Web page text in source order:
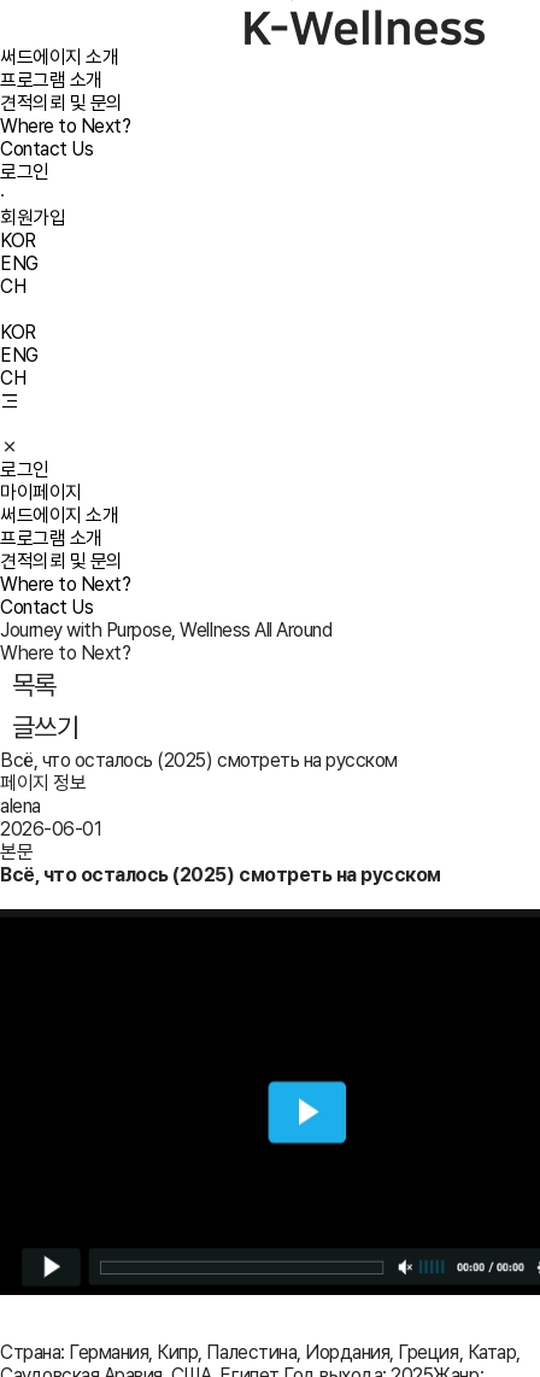
써드에이지 소개
프로그램 소개
견적의뢰 및 문의
Where to Next?
Contact Us
로그인
·
회원가입
KOR
ENG
CH
KOR
ENG
CH
로그인
마이페이지
써드에이지 소개
프로그램 소개
견적의뢰 및 문의
Where to Next?
Contact Us
Journey with Purpose, Wellness All Around
Where to Next?
목록
글쓰기
Всё, что осталось (2025) смотреть на русском
페이지 정보
alena
2026-06-01
본문
Всё, что осталось (2025) смотреть на русском
Страна: Германия, Кипр, Палестина, Иордания, Греция, Катар,